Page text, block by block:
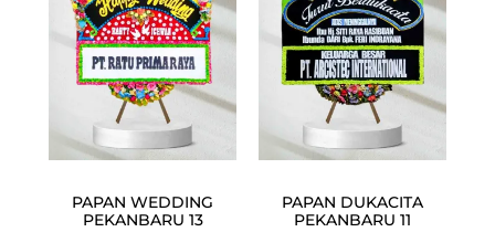
PAPAN WEDDING
PEKANBARU 13
PAPAN DUKACITA
PEKANBARU 11